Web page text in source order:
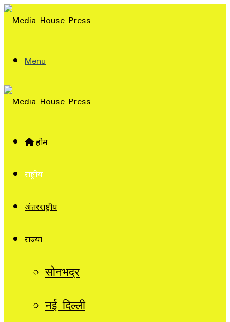
Menu
होम
राष्ट्रीय
अंतरराष्ट्रीय
राज्यों
सोनभद्र
नई दिल्ली